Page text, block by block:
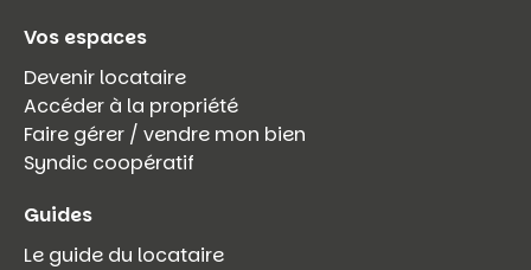
Vos espaces
Devenir locataire
Accéder à la propriété
Faire gérer / vendre mon bien
Syndic coopératif
Guides
Le guide du locataire